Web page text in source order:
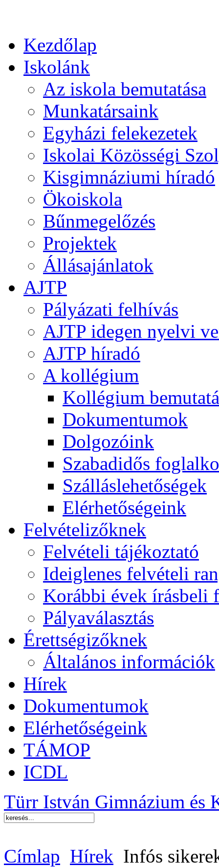
Kezdőlap
Iskolánk
Az iskola bemutatása
Munkatársaink
Egyházi felekezetek
Iskolai Közösségi
Kisgimnáziumi híradó
Ökoiskola
Bűnmegelőzés
Projektek
Állásajánlatok
AJTP
Pályázati felhívás
AJTP idegen nyelvi
AJTP híradó
A kollégium
Kollégium
Dokumentumok
Dolgozóink
Szabadidős
Szálláslehetőségek
Elérhetőségeink
Felvételizőknek
Felvételi tájékoztató
Ideiglenes felvételi
Korábbi évek írásbeli
Pályaválasztás
Érettségizőknek
Általános információk
Hírek
Dokumentumok
Elérhetőségeink
TÁMOP
ICDL
Türr István Gimnázium és
Címlap Hírek Infós